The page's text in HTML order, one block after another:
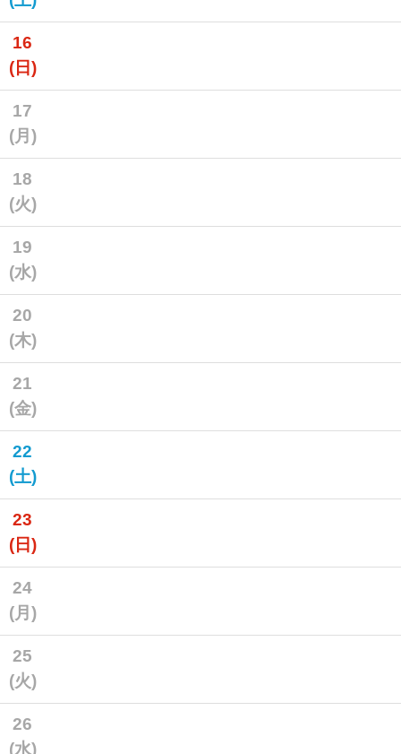
16
(日)
17
(月)
18
(火)
19
(水)
20
(木)
21
(金)
22
(土)
23
(日)
24
(月)
25
(火)
26
(水)